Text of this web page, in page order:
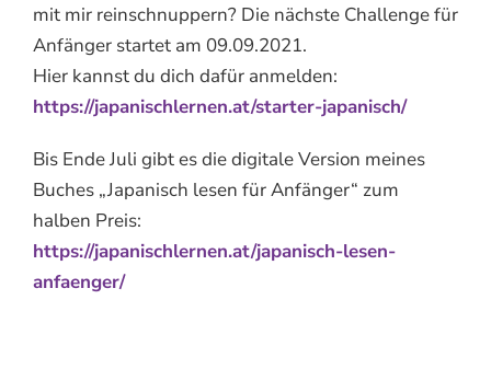
mit mir reinschnuppern? Die nächste Challenge für
Anfänger startet am 09.09.2021.
Hier kannst du dich dafür anmelden:
https://japanischlernen.at/starter-japanisch/
Bis Ende Juli gibt es die digitale Version meines
Buches „Japanisch lesen für Anfänger“ zum
halben Preis:
https://japanischlernen.at/japanisch-lesen-
anfaenger/